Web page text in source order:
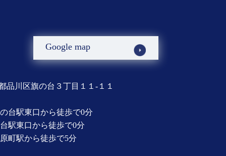
Google map
品川区旗の台３丁目１１-１１
台駅東口から徒歩で0分
駅東口から徒歩で0分
町駅から徒歩で5分